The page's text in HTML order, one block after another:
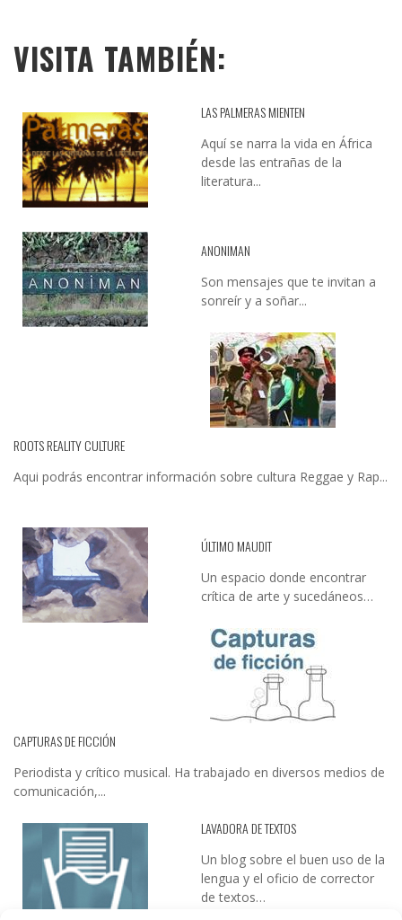
VISITA TAMBIÉN:
LAS PALMERAS MIENTEN
Aquí se narra la vida en África
desde las entrañas de la
literatura...
ANONIMAN
Son mensajes que te invitan a
sonreír y a soñar...
ROOTS REALITY CULTURE
Aqui podrás encontrar información sobre cultura Reggae y Rap...
ÚLTIMO MAUDIT
Un espacio donde encontrar
crítica de arte y sucedáneos…
CAPTURAS DE FICCIÓN
Periodista y crítico musical. Ha trabajado en diversos medios de
comunicación,...
LAVADORA DE TEXTOS
Un blog sobre el buen uso de la
lengua y el oficio de corrector
de textos…